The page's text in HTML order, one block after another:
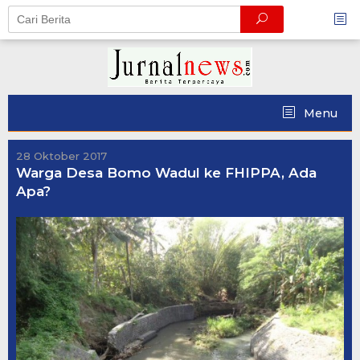
Skip
content
Menu
28 Oktober 2017
Warga Desa Bomo Wadul ke FHIPPA, Ada
Apa?